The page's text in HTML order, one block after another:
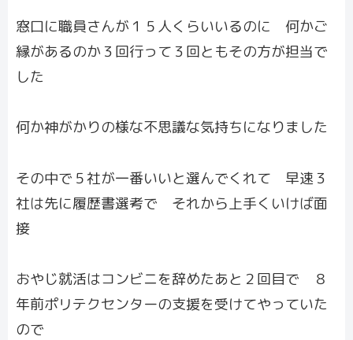
窓口に職員さんが１５人くらいいるのに 何かご
縁があるのか３回行って３回ともその方が担当で
した
何か神がかりの様な不思議な気持ちになりました
その中で５社が一番いいと選んでくれて 早速３
社は先に履歴書選考で それから上手くいけば面
接
おやじ就活はコンビニを辞めたあと２回目で ８
年前ポリテクセンターの支援を受けてやっていた
ので